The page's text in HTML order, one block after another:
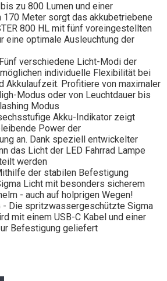
zu 800 Lumen und einer
170 Meter sorgt das akkubetriebene
800 HL mit fünf voreingestellten
eine optimale Ausleuchtung der
verschiedene Licht-Modi der
individuelle Flexibilität bei
Akkulaufzeit. Profitiere von maximaler
Modus oder von Leuchtdauer bis
Modus
Akku-Indikator zeigt
Power der
an. Dank speziell entwickelter
das Licht der LED Fahrrad Lampe
werden
der stabilen Befestigung
Licht mit besonders sicherem
- auch auf holprigen Wegen!
- Die spritzwassergeschützte Sigma
mit einem USB-C Kabel und einer
Befestigung geliefert